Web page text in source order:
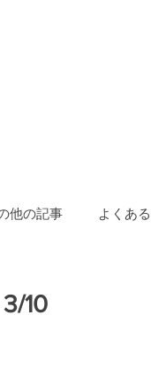
他の記事 よくあ
3/10